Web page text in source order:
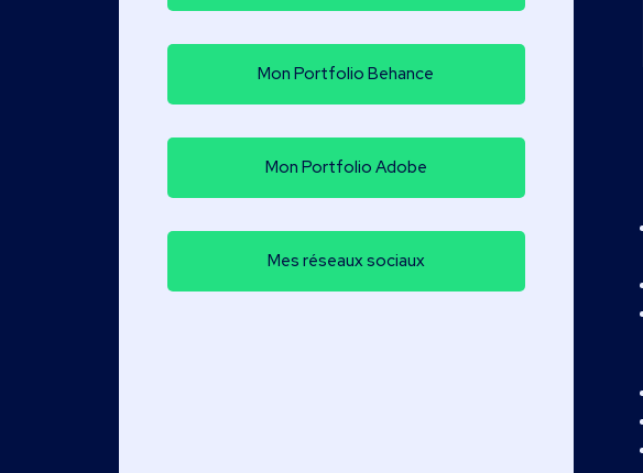
Mon Portfolio Behance
Mon Portfolio Adobe
Mes réseaux sociaux